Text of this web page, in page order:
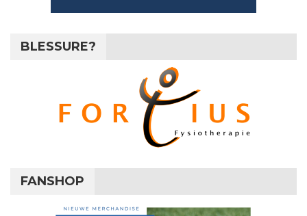
BLESSURE?
FANSHOP